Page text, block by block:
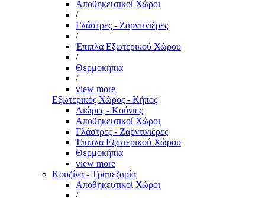
Αποθηκευτικοί Χώροι
/
Γλάστρες - Ζαρντινιέρες
/
Έπιπλα Εξωτερικού Χώρου
/
Θερμοκήπια
/
view more
Εξωτερικός Χώρος - Κήπος
Αιώρες - Κούνιες
Αποθηκευτικοί Χώροι
Γλάστρες - Ζαρντινιέρες
Έπιπλα Εξωτερικού Χώρου
Θερμοκήπια
view more
Κουζίνα - Τραπεζαρία
Αποθηκευτικοί Χώροι
/